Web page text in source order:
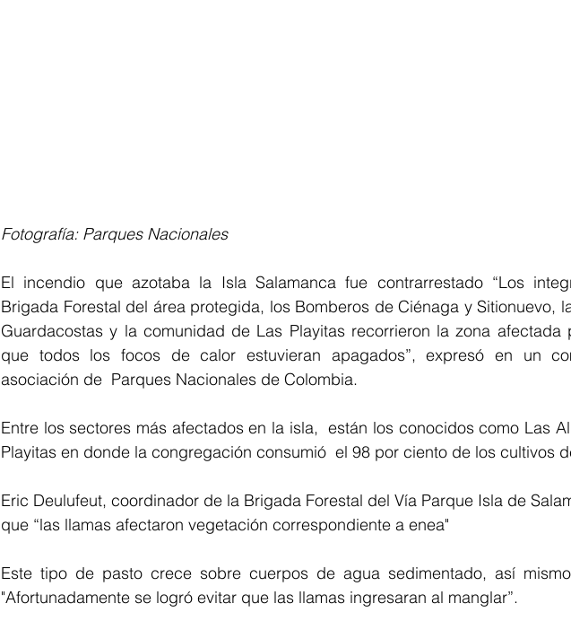
Fotografía: Parques Nacionales
El incendio que azotaba la Isla Salamanca fue contrarrestado “Los
Brigada Forestal del área protegida, los Bomberos de Ciénaga y Sitionuevo,
Guardacostas y la comunidad de Las Playitas recorrieron la zona afectada
que todos los focos de calor estuvieran apagados”, expresó en un
asociación de  Parques Nacionales de Colombia.
Entre los sectores más afectados en la isla,  están los conocidos como Las
Playitas en donde la congregación consumió  el 98 por ciento de los cultivos
Eric Deulufeut, coordinador de la Brigada Forestal del Vía Parque Isla de
que “las llamas afectaron vegetación correspondiente a enea"
Este tipo de pasto crece sobre cuerpos de agua sedimentado, así
"Afortunadamente se logró evitar que las llamas ingresaran al manglar”.